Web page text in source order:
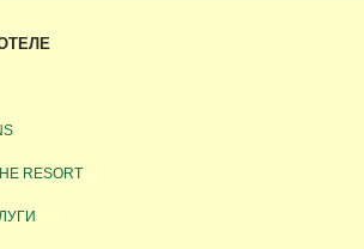
RESORT